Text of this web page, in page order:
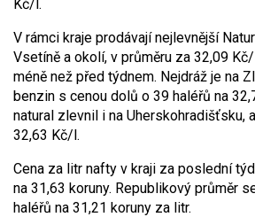
Kč/l.
V rámci kraje prodávají nejlevnější
Vsetíně a okolí, v průměru za 32,09
méně než před týdnem. Nejdráž je na
benzin s cenou dolů o 39 haléřů na
natural zlevnil i na Uherskohradišťsku,
32,63 Kč/l.
Cena za litr nafty v kraji za poslední
na 31,63 koruny. Republikový průměr
haléřů na 31,21 koruny za litr.